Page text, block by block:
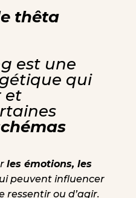
thêta
est une
qui
et
les émotions, les
peuvent influencer
ressentir ou d’agir.